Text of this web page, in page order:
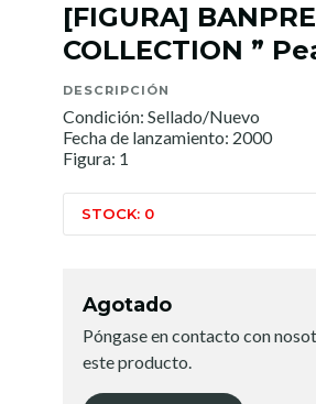
[FIGURA]
COLLECTION ”
DESCRIPCIÓN
Condición: Sellado/Nuevo
Fecha de lanzamiento: 2000
Figura: 1
STOCK: 0
Agotado
Póngase en contacto con
este producto.